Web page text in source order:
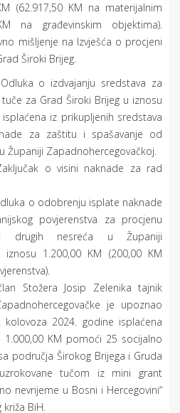
(62.917,50 KM na materijalnim
na građevinskim objektima).
mišljenje na Izvješća o procjeni
Široki Brijeg.
o izdvajanju sredstava za
za Grad Široki Brijeg u iznosu
iz prikupljenih sredstava
za zaštitu i spašavanje od
Županiji Zapadnohercegovačkoj.
o visini naknade za rad
o odobrenju isplate naknade
povjerenstva za procjenu
nesreća u Županiji
iznosu 1.200,00 KM (200,00 KM
Stožera Josip Zelenika tajnik
je upoznao
2024. godine isplaćena
KM pomoći 25 socijalno
područja Širokog Brijega i Gruda
tučom iz mini grant
nevrijeme u Bosni i Hercegovini“
BiH.